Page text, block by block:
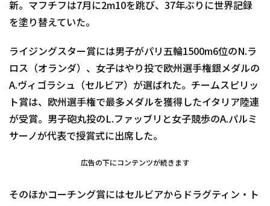
新。マフチフは7月に2m10を跳び、37年ぶりに世界記録
を塗り替えていた。
ライジングスター賞には男子がパリ五輪1500m6位のN.ラ
ロス（オランダ）、女子はやり投で欧州選手権銀メダルの
A.ヴィゴラシュ（セルビア）が選ばれた。チームスピリッ
ト賞は、欧州選手権で最多メダルを獲得したイタリア陸連
が受賞。男子砲丸投のL.ファッブリと女子競歩のA.パルミ
サーノが代表で授賞式に出席した。
広告の下にコンテンツが続きます
そのほかコーチング賞にはセルビアからドラグティン・ト